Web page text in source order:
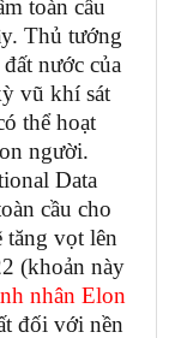
toàn cầu
Thủ tướng
nước của
vũ khí sát
thể hoạt
người.
Data
cầu cho
tăng vọt lên
(khoản này
nhân Elon
đối với nền